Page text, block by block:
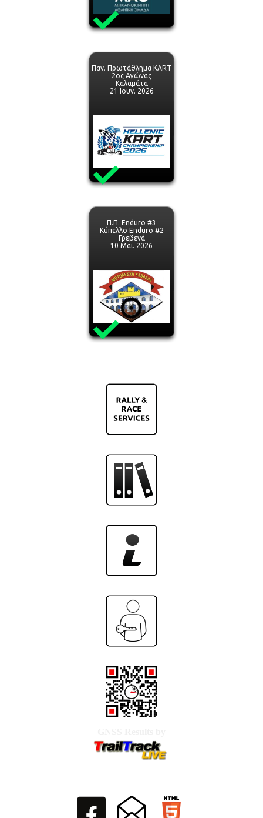
Παν. Πρωτάθλημα KART
2ος Αγώνας
Καλαμάτα
21 Ιουν. 2026
Π.Π. Enduro #3
Κύπελλο Enduro #2
Γρεβενά
10 Μαι. 2026